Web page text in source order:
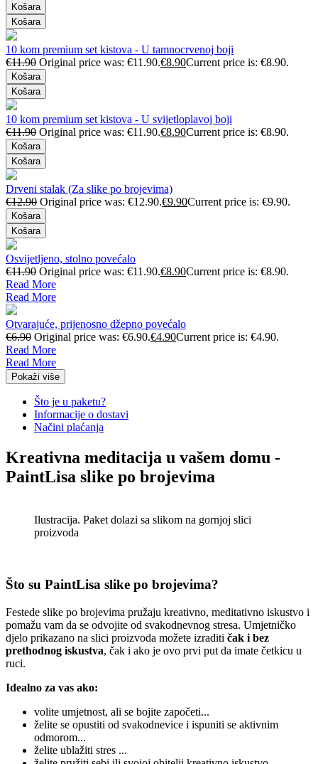
Košara
Košara
10 kom premium set kistova - U tamnocrvenoj boji
€11.90 Original price was: €11.90.€8.90Current price is: €8.90.
Košara
Košara
10 kom premium set kistova - U svijetloplavoj boji
€11.90 Original price was: €11.90.€8.90Current price is: €8.90.
Košara
Košara
Drveni stalak (Za slike po brojevima)
€12.90 Original price was: €12.90.€9.90Current price is: €9.90.
Košara
Košara
Osvijetljeno, stolno povećalo
€11.90 Original price was: €11.90.€8.90Current price is: €8.90.
Read More
Read More
Otvarajuće, prijenosno džepno povećalo
€6.90 Original price was: €6.90.€4.90Current price is: €4.90.
Read More
Read More
Pokaži više
Što je u paketu?
Informacije o dostavi
Načini plaćanja
Kreativna meditacija u vašem domu -
PaintLisa slike po brojevima
Ilustracija. Paket dolazi sa slikom na gornjoj slici
proizvoda
Što su PaintLisa slike po brojevima?
Festede slike po brojevima pružaju kreativno, meditativno iskustvo i
pomažu vam da se odvojite od svakodnevnog stresa. Umjetničko
djelo prikazano na slici proizvoda možete izraditi čak i bez
prethodnog iskustva, čak i ako je ovo prvi put da imate četkicu u
ruci.
Idealno za vas ako:
volite umjetnost, ali se bojite započeti...
želite se opustiti od svakodnevice i ispuniti se aktivnim
odmorom...
želite ublažiti stres ...